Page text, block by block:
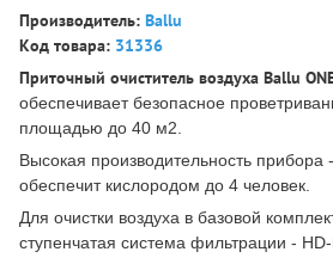
Производитель: Ballu
Код товара: 31336
Приточный очиститель воздуха Ballu
обеспечивает безопасное
площадью до 40 м2.
Высокая производительность
обеспечит кислородом до 4 человек.
Для очистки воздуха в базовой
ступенчатая система фильтрации -